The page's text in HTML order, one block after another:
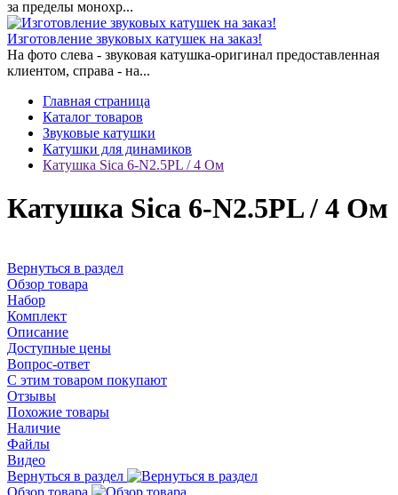
за пределы монохр...
Изготовление звуковых катушек на заказ!
На фото слева - звуковая катушка-оригинал предоставленная
клиентом, справа - на...
Главная страница
Каталог товаров
Звуковые катушки
Катушки для динамиков
Катушка Sica 6-N2.5PL / 4 Ом
Катушка Sica 6-N2.5PL / 4 Ом
Вернуться в раздел
Обзор товара
Набор
Комплект
Описание
Доступные цены
Вопрос-ответ
С этим товаром покупают
Отзывы
Похожие товары
Наличие
Файлы
Видео
Вернуться в раздел
Обзор товара